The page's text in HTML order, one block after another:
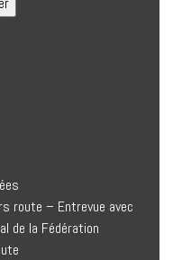
route – Entrevue avec
de la Fédération